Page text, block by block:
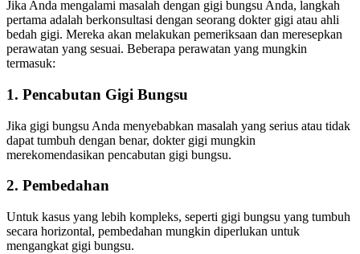
Jika Anda mengalami masalah dengan gigi bungsu Anda, langkah
pertama adalah berkonsultasi dengan seorang dokter gigi atau ahli
bedah gigi. Mereka akan melakukan pemeriksaan dan meresepkan
perawatan yang sesuai. Beberapa perawatan yang mungkin
termasuk:
1. Pencabutan Gigi Bungsu
Jika gigi bungsu Anda menyebabkan masalah yang serius atau tidak
dapat tumbuh dengan benar, dokter gigi mungkin
merekomendasikan pencabutan gigi bungsu.
2. Pembedahan
Untuk kasus yang lebih kompleks, seperti gigi bungsu yang tumbuh
secara horizontal, pembedahan mungkin diperlukan untuk
mengangkat gigi bungsu.